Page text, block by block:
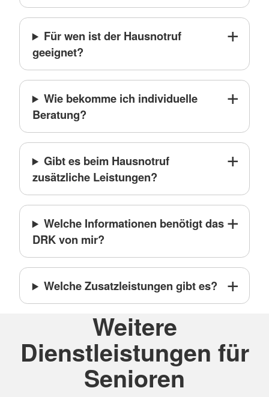
Für wen ist der Hausnotruf
geeignet?
Wie bekomme ich individuelle
Beratung?
Gibt es beim Hausnotruf
zusätzliche Leistungen?
Welche Informationen benötigt das
DRK von mir?
Welche Zusatzleistungen gibt es?
Weitere
Dienstleistungen für
Senioren